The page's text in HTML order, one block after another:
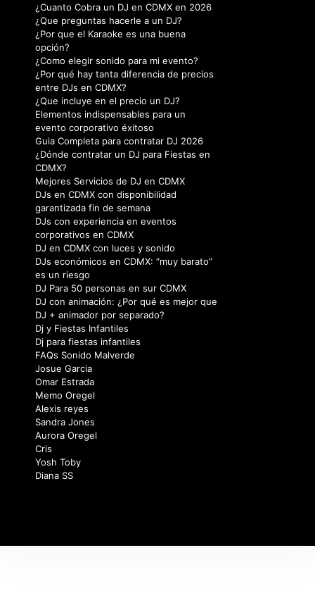
¿Cuanto Cobra un DJ en CDMX en 2026
¿Que preguntas hacerle a un DJ?
¿Por que el Karaoke es una buena
opción?
¿Como elegir sonido para mi evento?
¿Por qué hay tanta diferencia de precios
entre DJs en CDMX?
¿Que incluye en el precio un DJ?
Elementos indispensables para un
evento corporativo éxitoso
Guia Completa para contratar DJ 2026
¿Dónde contratar un DJ para Fiestas en
CDMX?
Mejores Servicios de DJ en CDMX
DJs en CDMX con disponibilidad
garantizada fin de semana
DJs con experiencia en eventos
corporativos en CDMX
DJ en CDMX con luces y sonido
DJs económicos en CDMX: “muy barato”
es un riesgo
DJ Para 50 personas en sur CDMX
DJ con animación: ¿Por qué es mejor que
DJ + animador por separado?
Dj y Fiestas Infantiles
Dj para fiestas infantiles
FAQs Sonido Malverde
Josue Garcia
Omar Estrada
Memo Oregel
Alexis reyes
Sandra Jones
Aurora Oregel
Cris
Yosh Toby
Diana SS